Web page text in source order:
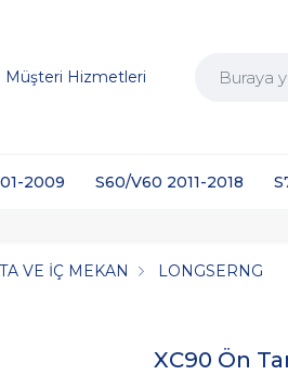
Müşteri Hizmetleri
2009 S60/V60 2011-2018
VE İÇ MEKAN LONGSERNG
XC90 Ön